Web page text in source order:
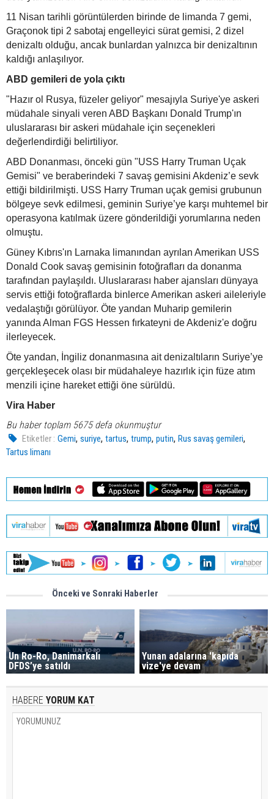
11 Nisan tarihli görüntülerden birinde de limanda 7 gemi,
Graçonok tipi 2 sabotaj engelleyici sürat gemisi, 2 dizel
denizaltı olduğu, ancak bunlardan yalnızca bir denizaltının
kaldığı anlaşılıyor.
ABD gemileri de yola çıktı
"Hazır ol Rusya, füzeler geliyor" mesajıyla Suriye'ye askeri
müdahale sinyali veren ABD Başkanı Donald Trump'ın
uluslararası bir askeri müdahale için seçenekleri
değerlendirdiği belirtiliyor.
ABD Donanması, önceki gün "USS Harry Truman Uçak
Gemisi" ve beraberindeki 7 savaş gemisini Akdeniz’e sevk
ettiği bildirilmişti. USS Harry Truman uçak gemisi grubunun
bölgeye sevk edilmesi, geminin Suriye’ye karşı muhtemel bir
operasyona katılmak üzere gönderildiği yorumlarına neden
olmuştu.
Güney Kıbrıs'ın Larnaka limanından ayrılan Amerikan USS
Donald Cook savaş gemisinin fotoğrafları da donanma
tarafından paylaşıldı. Uluslararası haber ajansları dünyaya
servis ettiği fotoğraflarda binlerce Amerikan askeri aileleriyle
vedalaştığı görülüyor. Öte yandan Muharip gemilerin
yanında Alman FGS Hessen fırkateyni de Akdeniz'e doğru
ilerleyecek.
Öte yandan, İngiliz donanmasına ait denizaltıların Suriye’ye
gerçekleşecek olası bir müdahaleye hazırlık için füze atım
menzili içine hareket ettiği öne sürüldü.
Vira Haber
Bu haber toplam 5675 defa okunmuştur
Etiketler : Gemi,suriye,tartus,trump,putin,Rus savaş gemileri,
Tartus limanı
Önceki ve Sonraki Haberler
Un Ro-Ro, Danimarkalı
DFDS’ye satıldı
Yunan adalarına 'kapıda
vize'ye devam
HABERE YORUM KAT